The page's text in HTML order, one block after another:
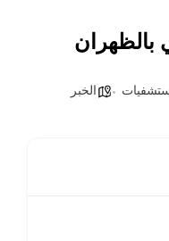
بالظهران
الخبر